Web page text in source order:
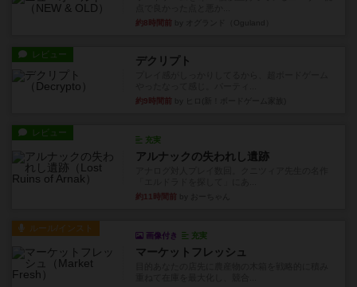
約8時間前
レビュー デクリプト
約9時間前
レビュー
充実
アルナックの失われし遺跡
約11時間前
ルール/インスト
画像付き 充実
マーケットフレッシュ